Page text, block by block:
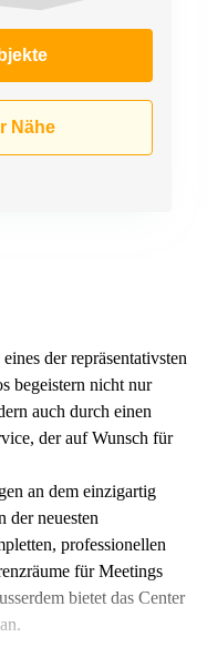
Nähe
der repräsentativsten
begeistern nicht nur
auch durch einen
der auf Wunsch für
an dem einzigartig
der neuesten
professionellen
für Meetings
bietet das Center